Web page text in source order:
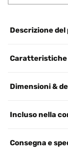
Descrizione
Caratteristiche
Dimensioni &
Incluso nella
Consegna e